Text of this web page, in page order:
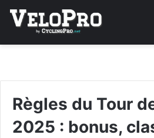
Règles du Tour
2025 : bonus,